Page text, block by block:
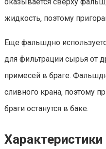
оказывается сверху
жидкость, поэтому
Еще фальшдно
для фильтрации сырья от
примесей в браге.
сливного крана, поэтому
браги останутся в баке.
Характеристики